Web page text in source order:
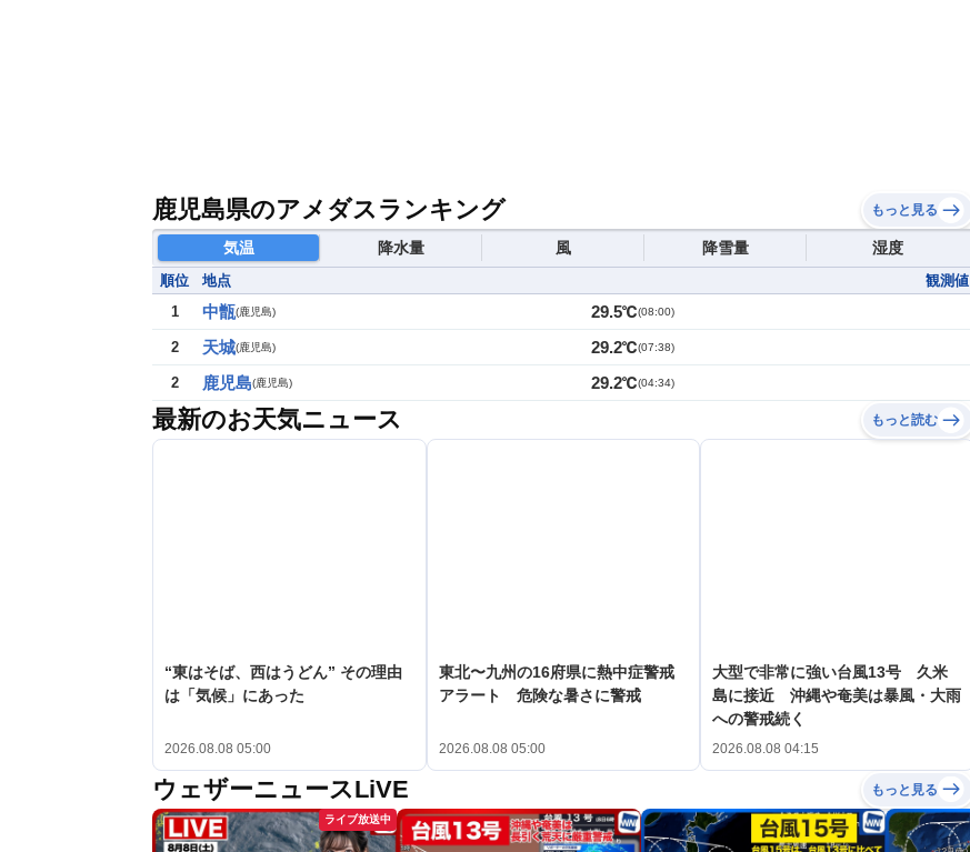
鹿児島県のアメダスランキング もっと見る
気温 降水量 風 降雪量 湿度
順位 地点
観測値
1
中甑(鹿児島) 29.5℃(08:00)
2 天城(鹿児島) 29.2℃(07:38)
2 鹿児島(鹿児島) 29.2℃(04:34)
最新のお天気ニュース もっと読む
“東はそば、西はうどん” その理由
は「気候」にあった
2026.08.08 05:00
東北〜九州の16府県に熱中症警戒
アラート 危険な暑さに警戒
2026.08.08 05:00
大型で非常に強い台風13号 久米
島に接近 沖縄や奄美は暴風・大雨
への警戒続く
2026.08.08 04:15
ウェザーニュースLiVE もっと見る
ライブ放送中